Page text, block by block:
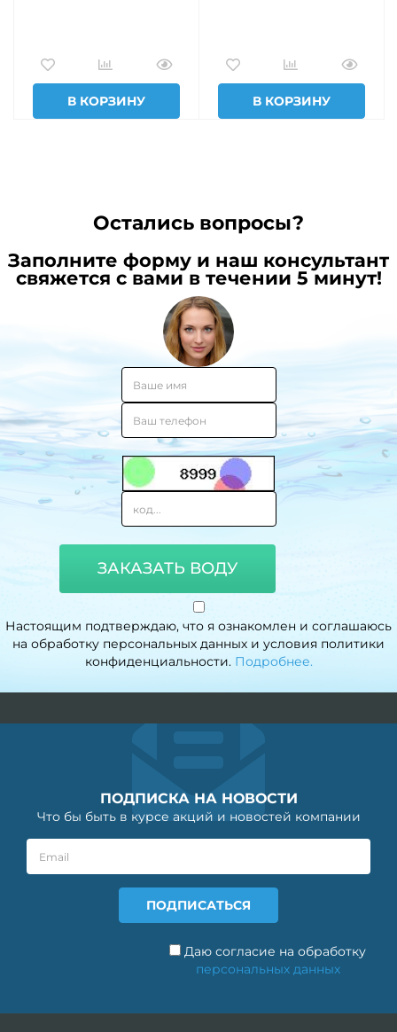
В КОРЗИНУ В КОРЗИНУ
Остались вопросы?
Заполните форму и наш консультант
свяжется с вами в течении 5 минут!
ЗАКАЗАТЬ ВОДУ
Настоящим подтверждаю, что я ознакомлен и соглашаюсь
на обработку персональных данных и условия политики
конфиденциальности. Подробнее.
ПОДПИСКА НА НОВОСТИ
Что бы быть в курсе акций и новостей компании
Даю согласие на обработку
персональных данных